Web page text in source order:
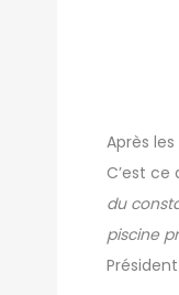
Après
C’est ce
du
piscine